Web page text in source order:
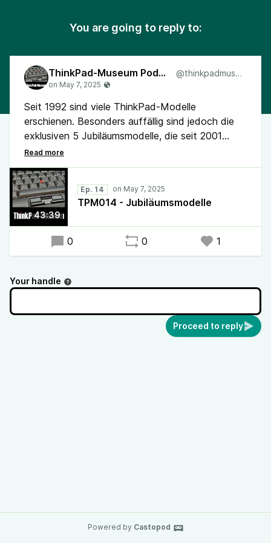
You are going to reply to:
ThinkPad-Museum Podcast @thinkpadmuseum
Seit 1992 sind viele ThinkPad-Modelle
erschienen. Besonders auffällig sind jedoch die
exklusiven 5 Jubiläumsmodelle, die seit 2001
erschienen sind und teilweise viel Liebe zum
Detail aufweisen.
Im Museum gab es 5 Neuzugänge (R60, R60e, X1
Carbon G1, Edge 11, Yoga 11e G6). Lenovo hat
ein Leistungsupgrade für das X1 Carbon G13
vorgestellt und auch das kommende P14s G6
43:39
Ep. 14
TPM014 - Jubiläumsmodelle
0 0 1
Your handle
Proceed to reply
Powered by Castopod